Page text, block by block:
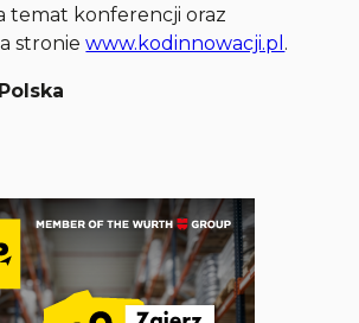
temat konferencji oraz
stroniewww.kodinnowacji.pl .